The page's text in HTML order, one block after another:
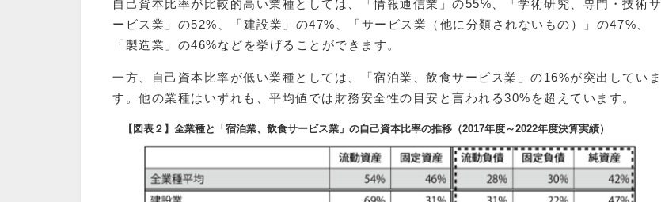
自己資本比率が比較的高い業種としては、「情報通信業」の55%、「学術研究、専門・技術サ
ービス業」の52%、「建設業」の47%、「サービス業（他に分類されないもの）」の47%、
「製造業」の46%などを挙げることができます。
一方、自己資本比率が低い業種としては、「宿泊業、飲食サービス業」の16%が突出していま
す。他の業種はいずれも、平均値では財務安全性の目安と言われる30%を超えています。
【図表２】全業種と「宿泊業、飲食サービス業」の自己資本比率の推移（2017年度～2022年度決算実績）